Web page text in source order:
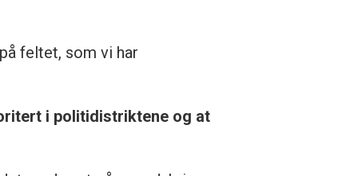
feltet, som vi har
i politidistriktene og at